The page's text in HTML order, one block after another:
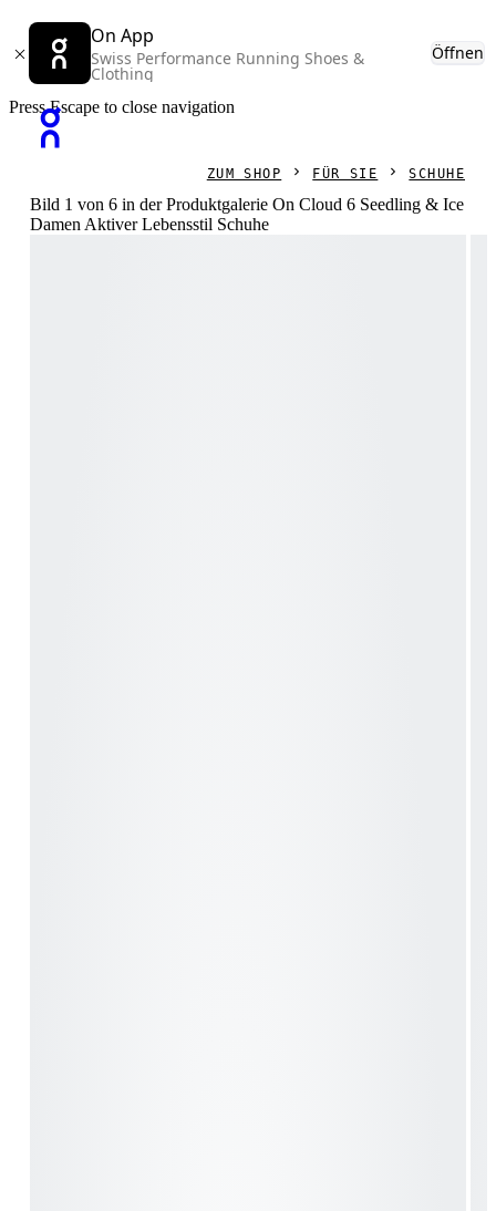
On App
Swiss Performance Running Shoes &
Clothing
Öffnen
Press Escape to close navigation
ZUM SHOP FÜR SIE SCHUHE
Bild 1 von 6 in der Produktgalerie On Cloud 6 Seedling & Ice
Damen Aktiver Lebensstil Schuhe